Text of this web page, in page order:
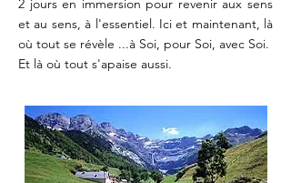
2 jours en immersion pour revenir aux sens
et au sens, à l'essentiel. Ici et maintenant, là
où tout se révèle ...à Soi, pour Soi, avec Soi.
Et là où tout s'apaise aussi.